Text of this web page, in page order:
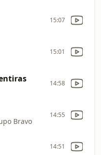
15:07
15:01
14:58
Bravo
14:55
14:51